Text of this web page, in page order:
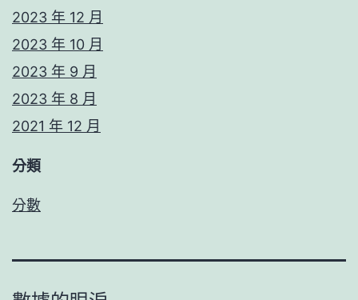
2023 年 12 月
2023 年 10 月
2023 年 9 月
2023 年 8 月
2021 年 12 月
分類
分數